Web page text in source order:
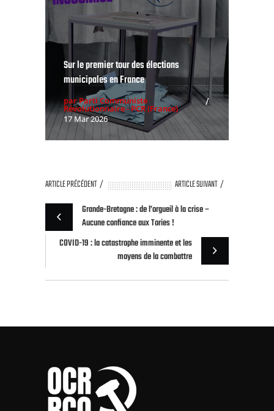
Sur le premier tour des élections
municipales en France
par Parti Communiste
Révolutionnaire - PCR (France)
17 Mar 2026
ARTICLE PRÉCÉDENT
ARTICLE SUIVANT
Grande-Bretagne : de l’orgueil à la crise –
Aucune confiance aux Tories !
COVID-19 : la catastrophe imminente et les
moyens de la combattre